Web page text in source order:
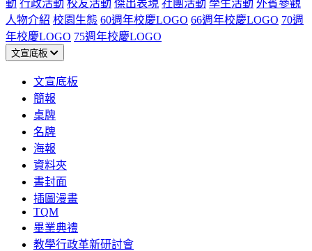
動 行政活動 校友活動 傑出表現 社團活動 學生活動 外賓參觀
人物介紹 校園生態 60週年校慶LOGO 66週年校慶LOGO 70週
年校慶LOGO 75週年校慶LOGO
文宣底板
文宣底板
簡報
桌牌
名牌
海報
資料夾
書封面
插圖漫畫
TQM
畢業典禮
教學行政革新研討會